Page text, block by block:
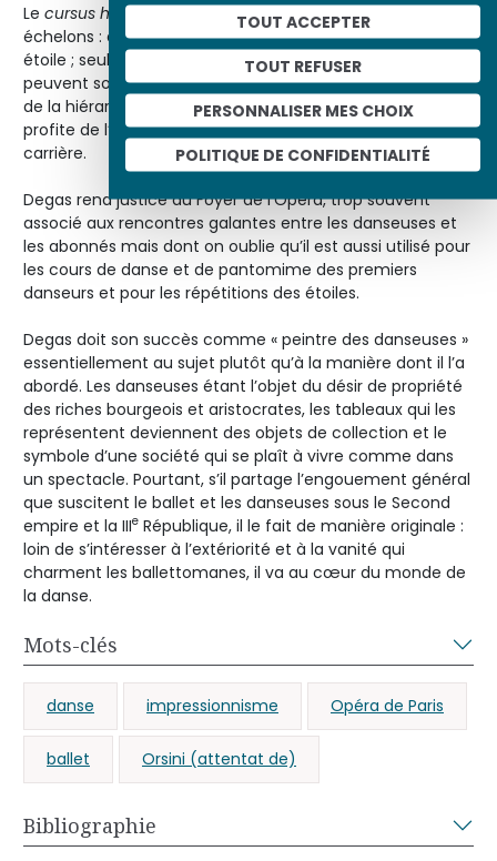
TOUT ACCEPTER
TOUT REFUSER
PERSONNALISER MES CHOIX
POLITIQUE DE CONFIDENTIALITÉ
Le cursus honorumdes danseurs de l’Opéra compte cinq
échelons : quadrille, coryphée, sujet, premier danseur et
étoile ; seuls les plus talentueux et les plus dévoués
peuvent sortir du corps de ballet et accéder au sommet
de la hiérarchie, mais il arrive parfois que l’un d’entre eux
profite de l’appui d’un protecteur influent pour faire
carrière.
Degas rend justice au Foyer de l’Opéra, trop souvent
associé aux rencontres galantes entre les danseuses et
les abonnés mais dont on oublie qu’il est aussi utilisé pour
les cours de danse et de pantomime des premiers
danseurs et pour les répétitions des étoiles.
Degas doit son succès comme « peintre des danseuses »
essentiellement au sujet plutôt qu’à la manière dont il l’a
abordé. Les danseuses étant l’objet du désir de propriété
des riches bourgeois et aristocrates, les tableaux qui les
représentent deviennent des objets de collection et le
symbole d’une société qui se plaît à vivre comme dans
un spectacle. Pourtant, s’il partage l’engouement général
que suscitent le ballet et les danseuses sous le Second
empire et la IIIe République, il le fait de manière originale :
loin de s’intéresser à l’extériorité et à la vanité qui
charment les ballettomanes, il va au cœur du monde de
la danse.
Mots-clés
danse impressionnisme Opéra de Paris
ballet Orsini (attentat de)
Bibliographie